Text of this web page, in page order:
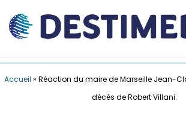
Accueil » Réaction du maire de Marseille Jean-
décès de Robert Villani.